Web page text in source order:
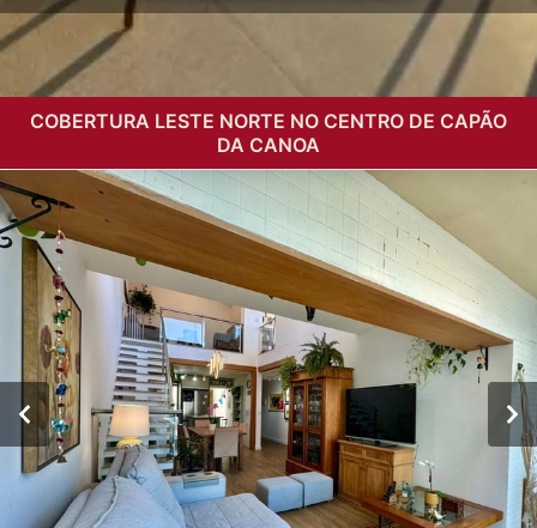
COBERTURA LESTE NORTE NO CENTRO DE CAPÃO
DA CANOA